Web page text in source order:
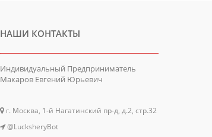
НАШИ КОНТАКТЫ
Индивидуальный Предприниматель
Макаров Евгений Юрьевич
г. Москва, 1-й Нагатинский пр-д, д.2, стр.32
@LucksheryBot